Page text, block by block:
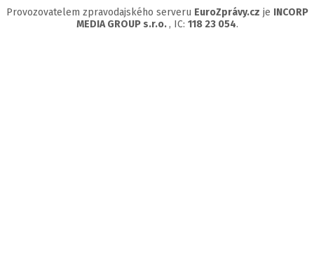
Provozovatelem zpravodajského serveru EuroZprávy.cz je INCORP
MEDIA GROUP s.r.o. , IC: 118 23 054.